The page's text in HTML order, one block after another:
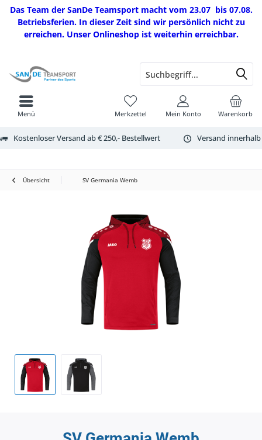
Das Team der SanDe Teamsport macht vom 23.07 bis 07.08.
Betriebsferien. In dieser Zeit sind wir persönlich nicht zu
erreichen. Unser Onlineshop ist weiterhin erreichbar.
Kostenloser Versand ab € 250,- Bestellwert Versand
Warenkorb
Merkzettel Mein Konto
Menü
Übersicht SV Germania Wemb